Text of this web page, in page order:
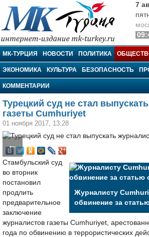
МК-Турция
7
МК-ТУРЦИЯ НОВОСТИ ПОЛИТИКА
ЭКОНОМИКА КУЛЬТУРА БЕЗОПАСНОСТЬ
КОММЕНТАРИИ
Турецкий суд не стал
газеты Cumhuriyet
01 ноября 2017, 13:28
←
Журналисту
обвинение за
Стамбульский суд
во вторник
постановил
продлить
предварительное
заключение
журналистов газеты Cumhuriyet,
года по обвинению в террористических